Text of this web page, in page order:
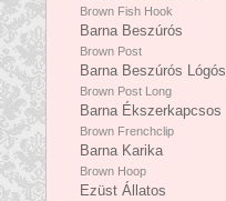
Brown Fish Hook
Barna Beszúrós
Brown Post
Barna Beszúrós Lógós
Brown Post Long
Barna Ékszerkapcsos
Brown Frenchclip
Barna Karika
Brown Hoop
Ezüst Állatos